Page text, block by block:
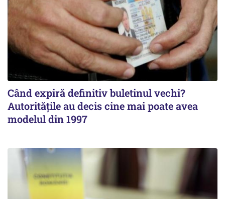
Când expiră definitiv buletinul vechi?
Autoritățile au decis cine mai poate avea
modelul din 1997